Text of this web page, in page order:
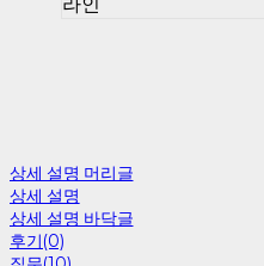
상세 설명 머리글
상세 설명
상세 설명 바닥글
후기(0)